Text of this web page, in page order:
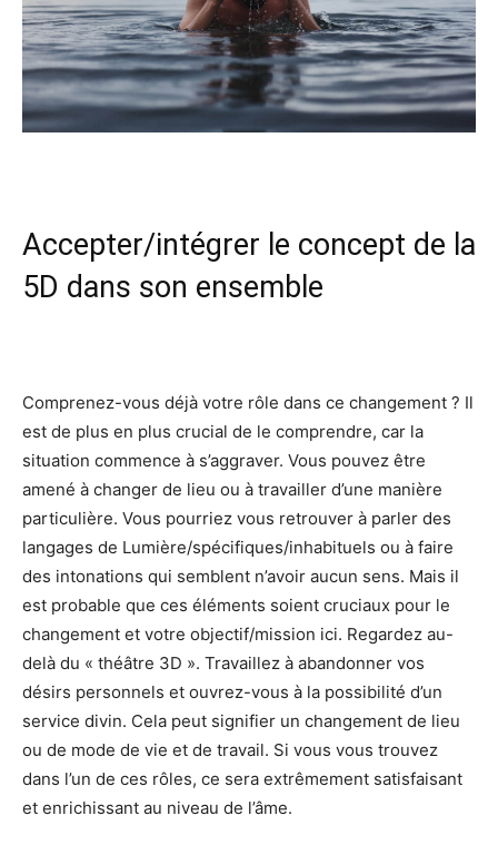
Accepter/intégrer le concept de la
5D dans son ensemble
Comprenez-vous déjà votre rôle dans ce changement ? Il
est de plus en plus crucial de le comprendre, car la
situation commence à s’aggraver. Vous pouvez être
amené à changer de lieu ou à travailler d’une manière
particulière. Vous pourriez vous retrouver à parler des
langages de Lumière/spécifiques/inhabituels ou à faire
des intonations qui semblent n’avoir aucun sens. Mais il
est probable que ces éléments soient cruciaux pour le
changement et votre objectif/mission ici. Regardez au-
delà du « théâtre 3D ». Travaillez à abandonner vos
désirs personnels et ouvrez-vous à la possibilité d’un
service divin. Cela peut signifier un changement de lieu
ou de mode de vie et de travail. Si vous vous trouvez
dans l’un de ces rôles, ce sera extrêmement satisfaisant
et enrichissant au niveau de l’âme.